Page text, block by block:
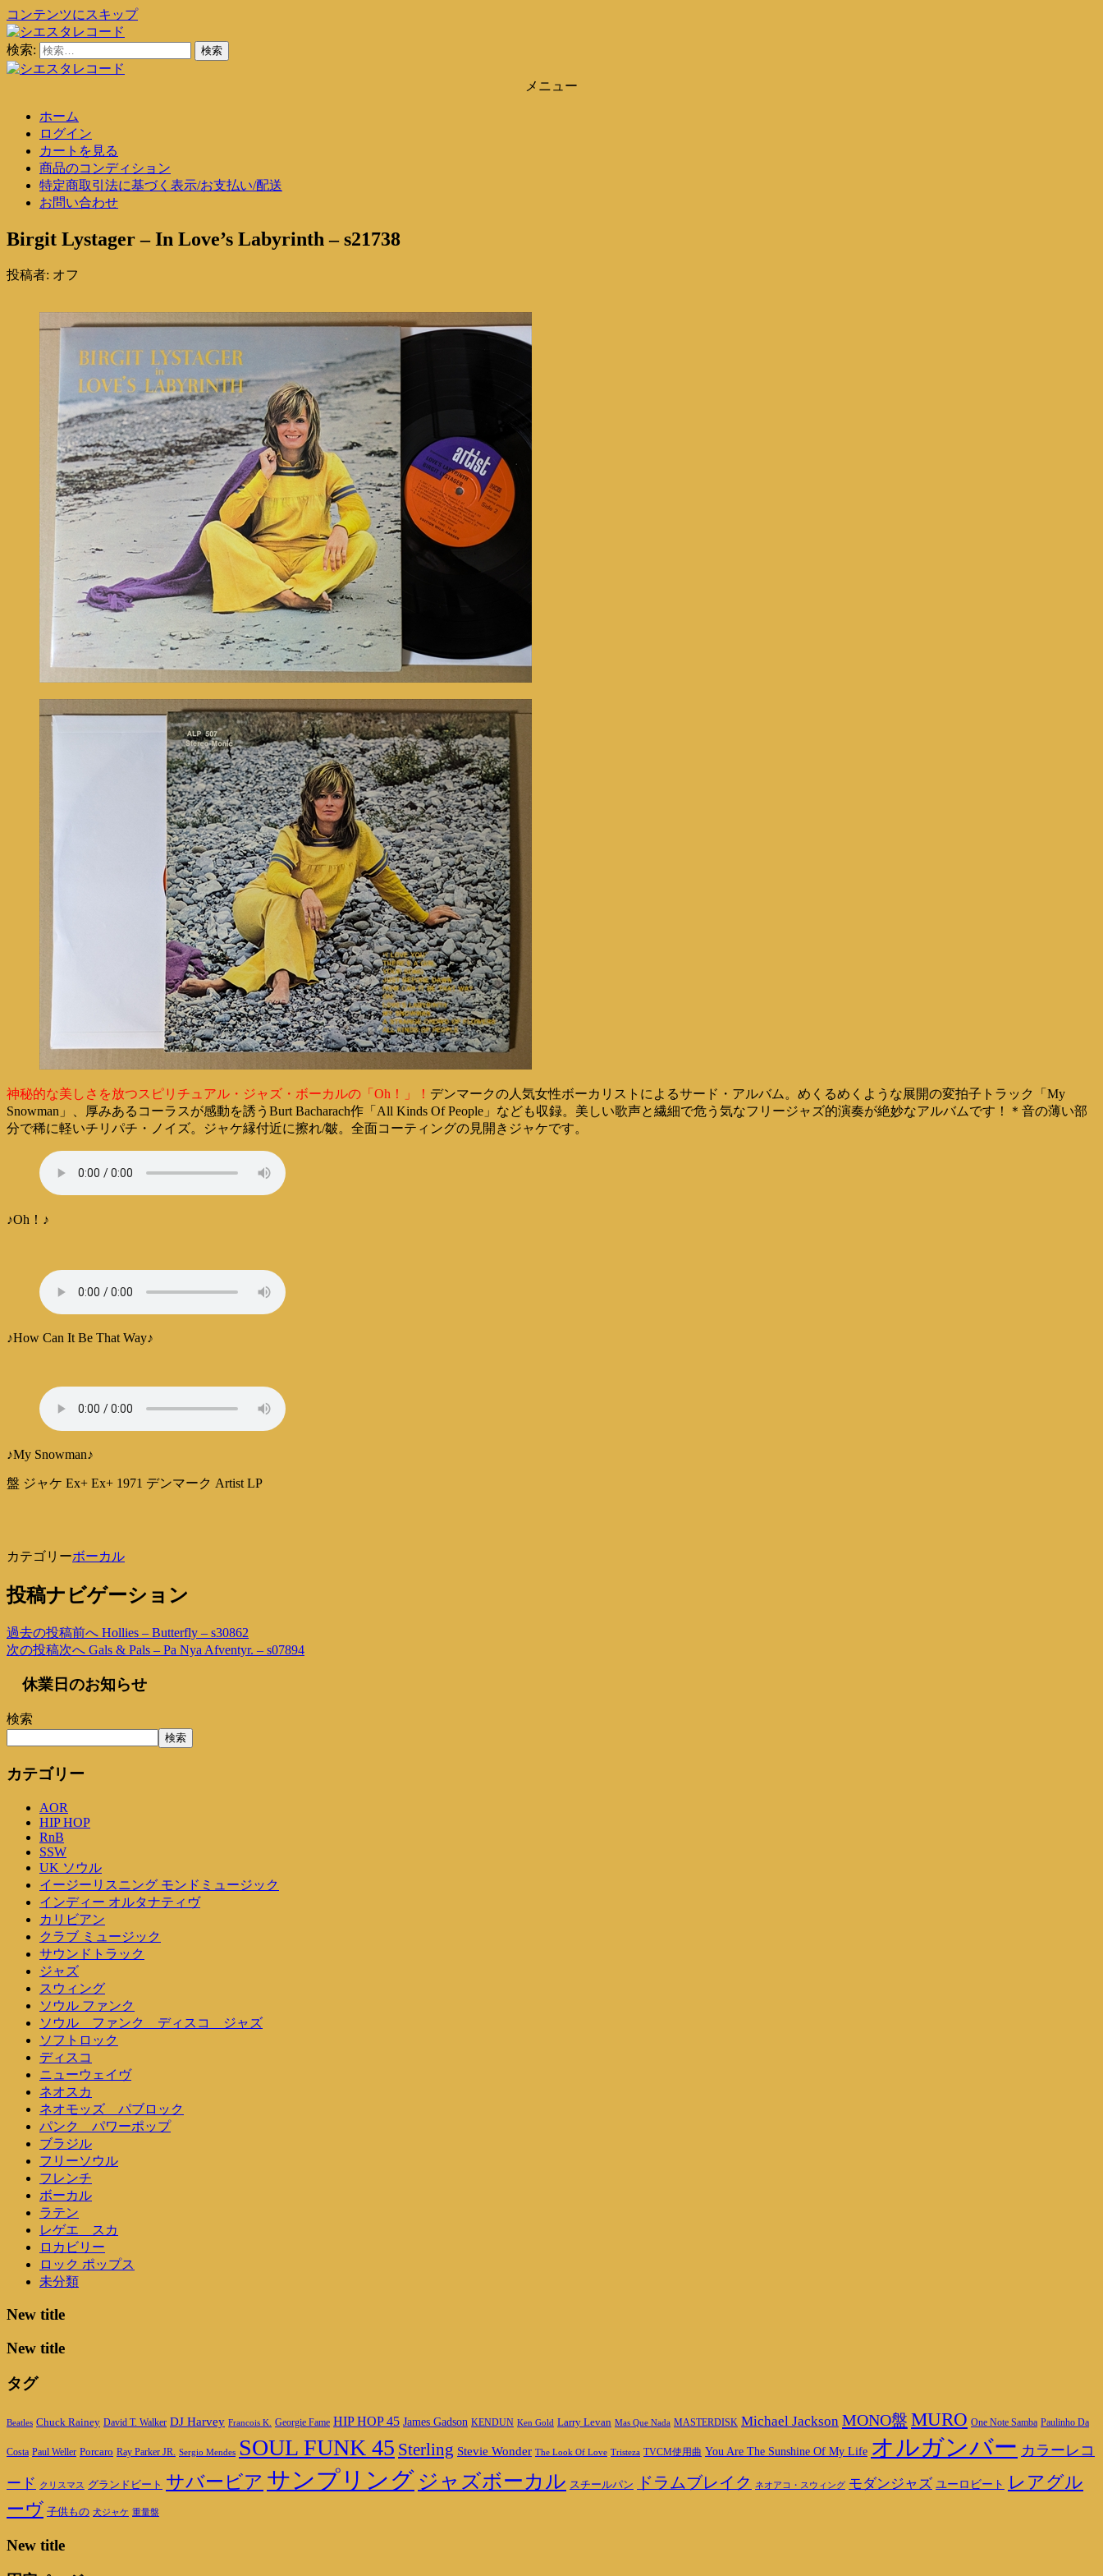
コンテンツにスキップ
シエスタレコード
中古レコード通販
検索:
メニュー
ホーム
ログイン
カートを見る
商品のコンディション
特定商取引法に基づく表示/お支払い/配送
お問い合わせ
Birgit Lystager – In Love’s Labyrinth – s21738
投稿者: オフ
神秘的な美しさを放つスピリチュアル・ジャズ・ボーカルの「Oh！」！ デンマークの人気女性ボーカリストによるサード・アルバム。めくるめくような展開の変拍子トラック「My
Snowman」、厚みあるコーラスが感動を誘うBurt Bacharach作「All Kinds Of People」なども収録。美しい歌声と繊細で危う気なフリージャズ的演奏が絶妙なアルバムです！＊音の薄い部
分で稀に軽いチリパチ・ノイズ。ジャケ縁付近に擦れ/皺。全面コーティングの見開きジャケです。
♪Oh！♪
♪How Can It Be That Way♪
♪My Snowman♪
盤 ジャケ Ex+ Ex+ 1971 デンマーク Artist LP
カテゴリーボーカル
投稿ナビゲーション
過去の投稿前へ Hollies – Butterfly – s30862
次の投稿次へ Gals & Pals – Pa Nya Afventyr. – s07894
休業日のお知らせ
検索
検索
カテゴリー
AOR
HIP HOP
RnB
SSW
UK ソウル
イージーリスニング モンドミュージック
インディー オルタナティヴ
カリビアン
クラブ ミュージック
サウンドトラック
ジャズ
スウィング
ソウル ファンク
ソウル ファンク ディスコ ジャズ
ソフトロック
ディスコ
ニューウェイヴ
ネオスカ
ネオモッズ パブロック
パンク パワーポップ
ブラジル
フリーソウル
フレンチ
ボーカル
ラテン
レゲエ スカ
ロカビリー
ロック ポップス
未分類
New title
New title
タグ
Beatles Chuck Rainey David T. Walker DJ Harvey Francois K. Georgie Fame HIP HOP 45 James Gadson KENDUN Ken Gold Larry Levan Mas Que Nada MASTERDISK Michael Jackson MONO盤 MURO One Note Samba Paulinho Da
Costa Paul Weller Porcaro Ray Parker JR. Sergio Mendes SOUL FUNK 45 Sterling Stevie Wonder The Look Of Love Tristeza TVCM使用曲 You Are The Sunshine Of My Life オルガンバー カラーレコ
ード クリスマス グランドビート サバービア サンプリング ジャズボーカル スチールパン ドラムブレイク ネオアコ・スウィング モダンジャズ ユーロビート
レアグル
ーヴ 子供もの 犬ジャケ 重量盤
New title